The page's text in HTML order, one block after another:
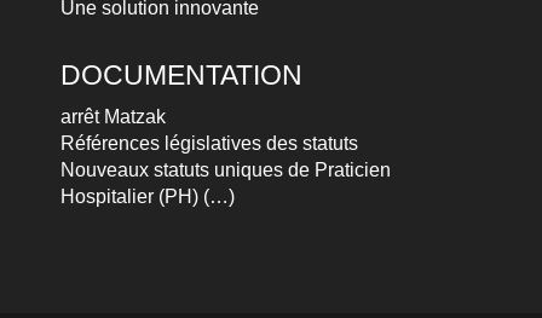
Une solution innovante
DOCUMENTATION
arrêt Matzak
Références législatives des statuts
Nouveaux statuts uniques de Praticien
Hospitalier (PH) (…)